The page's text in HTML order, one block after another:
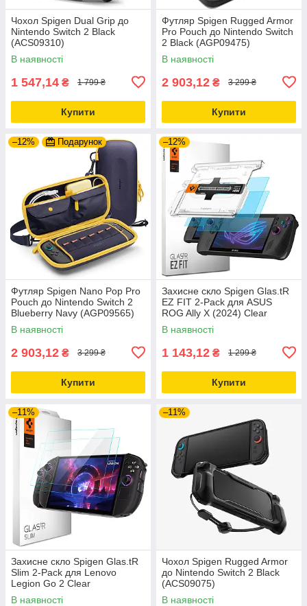
Чохол Spigen Dual Grip до
Nintendo Switch 2 Black
(ACS09310)
В наявності
1 547,14 ₴ 1 799 ₴
Купити
Футляр Spigen Rugged Armor
Pro Pouch до Nintendo Switch
2 Black (AGP09475)
В наявності
2 903,12 ₴ 3 299 ₴
Купити
–12% Подарунок
Футляр Spigen Nano Pop Pro
Pouch до Nintendo Switch 2
Blueberry Navy (AGP09565)
В наявності
2 903,12 ₴ 3 299 ₴
Купити
–12%
Захисне скло Spigen Glas.tR
EZ FIT 2-Pack для ASUS
ROG Ally X (2024) Clear
(AGL09347)
В наявності
1 143,12 ₴ 1 299 ₴
Купити
–11%
Захисне скло Spigen Glas.tR
Slim 2-Pack для Lenovo
Legion Go 2 Clear
(AGL10952)
В наявності
–11%
Чохол Spigen Rugged Armor
до Nintendo Switch 2 Black
(ACS09075)
В наявності